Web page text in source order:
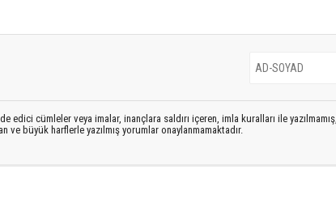
edici cümleler veya imalar, inançlara saldırı içeren, imla kuralları ile yazılmamış,
ve büyük harflerle yazılmış yorumlar onaylanmamaktadır.